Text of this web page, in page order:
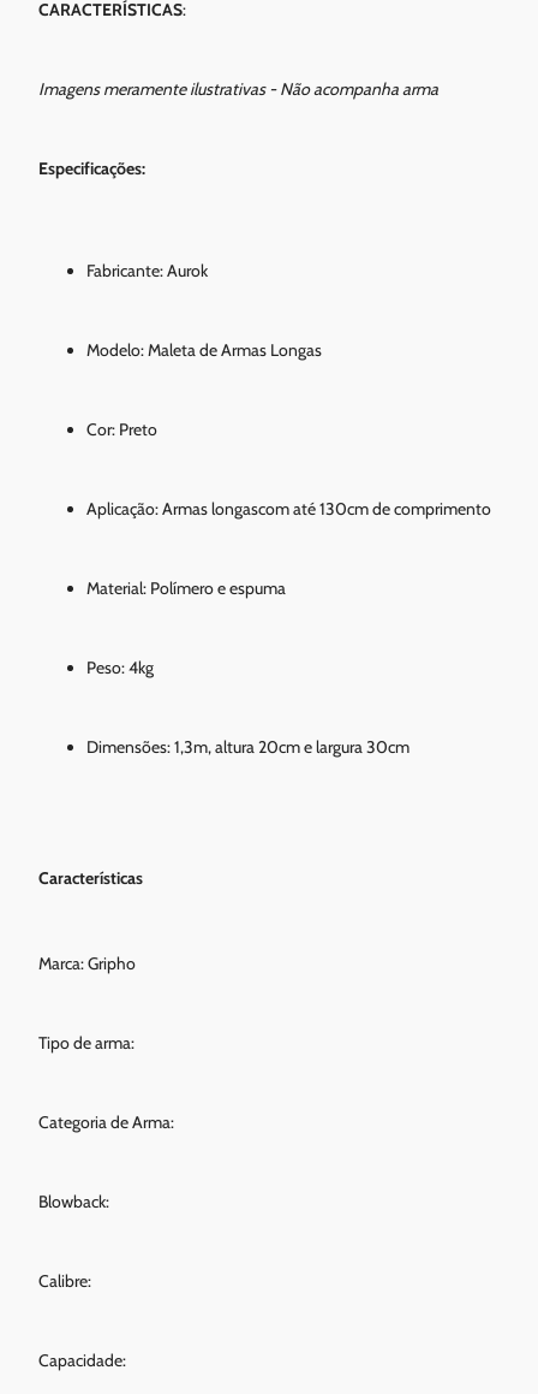
CARACTERÍSTICAS:
Imagens meramente ilustrativas - Não acompanha arma
Especificações:
Fabricante: Aurok
Modelo: Maleta de Armas Longas
Cor: Preto
Aplicação: Armas longascom até 130cm de comprimento
Material: Polímero e espuma
Peso: 4kg
Dimensões: 1,3m, altura 20cm e largura 30cm
Características
Marca: Gripho
Tipo de arma:
Categoria de Arma:
Blowback:
Calibre:
Capacidade: